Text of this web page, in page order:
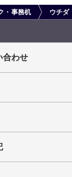
・事務机 ウチダ
合わせ